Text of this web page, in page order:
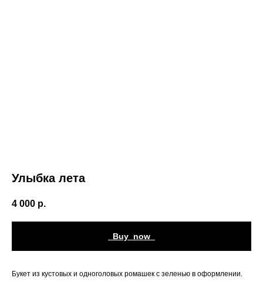
Улыбка лета
4 000 р.
_Buy_now_
Букет из кустовых и одноголовых ромашек с зеленью в оформлении.